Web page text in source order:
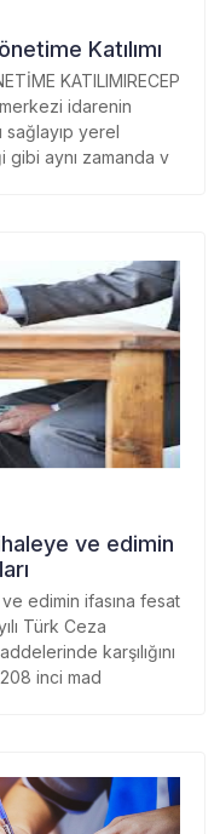
Katılımı
KATILIMIRECEP
idarenin
sağlayıp yerel
aynı zamanda v
ve edimin
edimin ifasına fesat
Türk Ceza
karşılığını
inci mad